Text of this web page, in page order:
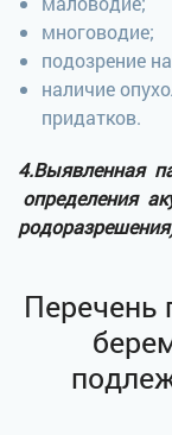
многоводие;
подозрение
наличие
придатков.
4.Выявленная
определения
Перечень